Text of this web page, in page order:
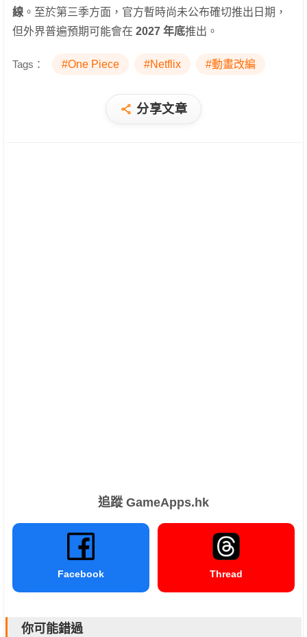
線 。至於第三季方面，官方暫時尚未公布確切推出日期，
但外界普遍預期可能會在 2027 年底推出。
Tags： #One Piece #Netflix #動畫改編
分享文章
追蹤 GameApps.hk
Facebook Thread
你可能錯過